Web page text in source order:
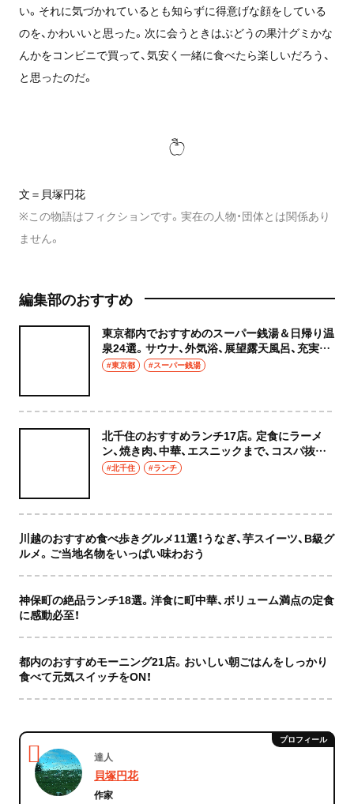
い。それに気づかれているとも知らずに得意げな顔をしている
のを、かわいいと思った。次に会うときはぶどうの果汁グミかな
んかをコンビニで買って、気安く一緒に食べたら楽しいだろう、
と思ったのだ。
文＝貝塚円花
※この物語はフィクションです。実在の人物・団体とは関係あり
ません。
編集部のおすすめ
東京都内でおすすめのスーパー銭湯＆日帰り温
泉24選。サウナ、外気浴、展望露天風呂、充実の
癒やし空間へ
#東京都 #スーパー銭湯
北千住のおすすめランチ17店。定食にラーメ
ン、焼き肉、中華、エスニックまで、コスパ抜群
な店もおしゃれな店も網羅してご紹介！
#北千住 #ランチ
川越のおすすめ食べ歩きグルメ11選！うなぎ、芋スイーツ、B級グ
ルメ。ご当地名物をいっぱい味わおう
神保町の絶品ランチ18選。洋食に町中華、ボリューム満点の定食
に感動必至！
都内のおすすめモーニング21店。おいしい朝ごはんをしっかり
食べて元気スイッチをON！
達人
貝塚円花
作家